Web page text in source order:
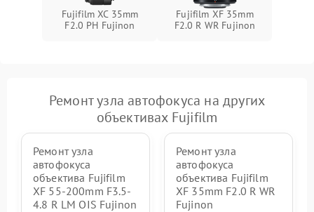
Fujifilm XC 35mm
F2.0 PH Fujinon
Fujifilm XF 35mm
F2.0 R WR Fujinon
Ремонт узла автофокуса на других
объективах Fujifilm
Ремонт узла
автофокуса
объектива Fujifilm
XF 55-200mm F3.5-
4.8 R LM OIS Fujinon
Ремонт узла
автофокуса
объектива Fujifilm
XF 35mm F2.0 R WR
Fujinon